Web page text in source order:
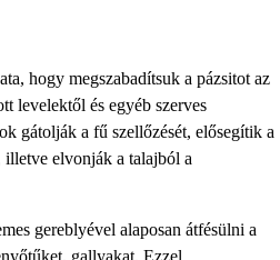
hogy megszabadítsuk a pázsitot az
levelektől és egyéb szerves
gátolják a fű szellőzését, elősegítik a
illetve elvonják a talajból a
gereblyével alaposan átfésülni a